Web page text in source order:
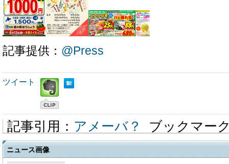
記事提供： @Press
ツイート
記事引用： アメーバ？ ブックマー
ニュース画像